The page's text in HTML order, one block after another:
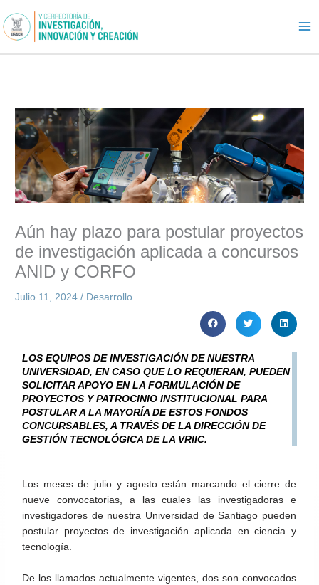
al
contenido
Aún hay plazo para postular proyectos
de investigación aplicada a concursos
ANID y CORFO
Julio 11, 2024/ Desarrollo
LOS EQUIPOS DE INVESTIGACIÓN DE NUESTRA
UNIVERSIDAD, EN CASO QUE LO REQUIERAN, PUEDEN
SOLICITAR APOYO EN LA FORMULACIÓN DE
PROYECTOS Y PATROCINIO INSTITUCIONAL PARA
POSTULAR A LA MAYORÍA DE ESTOS FONDOS
CONCURSABLES, A TRAVÉS DE LA DIRECCIÓN DE
GESTIÓN TECNOLÓGICA DE LA VRIIC.
Los meses de julio y agosto están marcando el cierre de
nueve convocatorias, a las cuales las investigadoras e
investigadores de nuestra Universidad de Santiago pueden
postular proyectos de investigación aplicada en ciencia y
tecnología.
De los llamados actualmente vigentes, dos son convocados